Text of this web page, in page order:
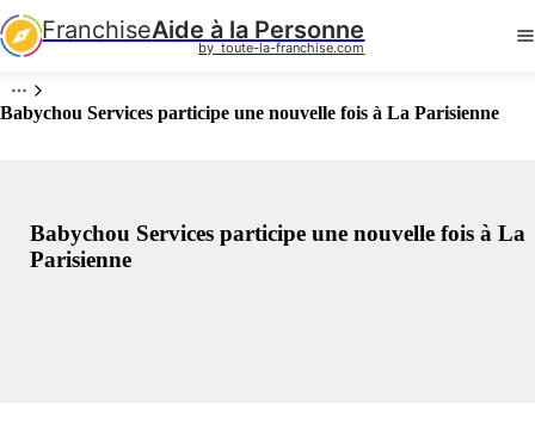
FranchiseAide à la Personne
by  toute-la-franchise.com
Babychou Services participe une nouvelle fois à La Parisienne
Babychou Services participe une nouvelle fois à La
Parisienne